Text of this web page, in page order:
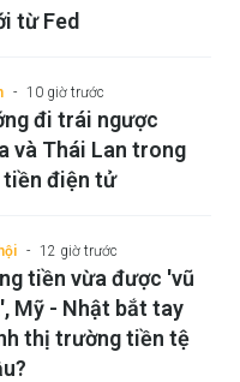
từ Fed
10 giờ trước
đi trái ngược
và Thái Lan trong
tiền điện tử
12 giờ trước
tiền vừa được 'vũ
Mỹ - Nhật bắt tay
thị trường tiền tệ